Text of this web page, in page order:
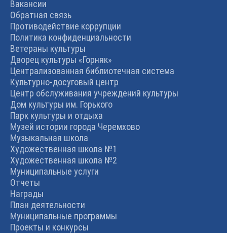
Вакансии
Обратная связь
Противодействие коррупции
Политика конфиденциальности
Ветераны культуры
Дворец культуры «Горняк»
Централизованная библиотечная система
Культурно-досуговый центр
Центр обслуживания учреждений культуры
Дом культуры им. Горького
Парк культуры и отдыха
Музей истории города Черемхово
Музыкальная школа
Художественная школа №1
Художественная школа №2
Муниципальные услуги
Отчеты
Награды
План деятельности
Муниципальные программы
Проекты и конкурсы